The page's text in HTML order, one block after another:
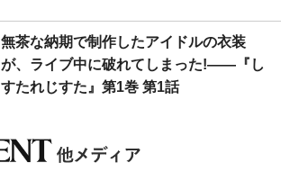
無茶な納期で制作したアイドルの衣装
が、ライブ中に破れてしまった!――『し
すたれじすた』第1巻 第1話